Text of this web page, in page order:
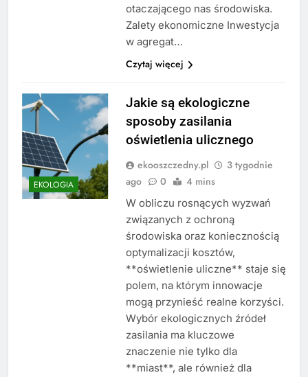
otaczającego nas środowiska.
Zalety ekonomiczne Inwestycja
w agregat…
Czytaj więcej
EKOLOGIA
Jakie są ekologiczne
sposoby zasilania
oświetlenia ulicznego
ekooszczedny.pl
3 tygodnie
ago
0 4 mins
W obliczu rosnących wyzwań
związanych z ochroną
środowiska oraz koniecznością
optymalizacji kosztów,
**oświetlenie uliczne** staje się
polem, na którym innowacje
mogą przynieść realne korzyści.
Wybór ekologicznych źródeł
zasilania ma kluczowe
znaczenie nie tylko dla
**miast**, ale również dla